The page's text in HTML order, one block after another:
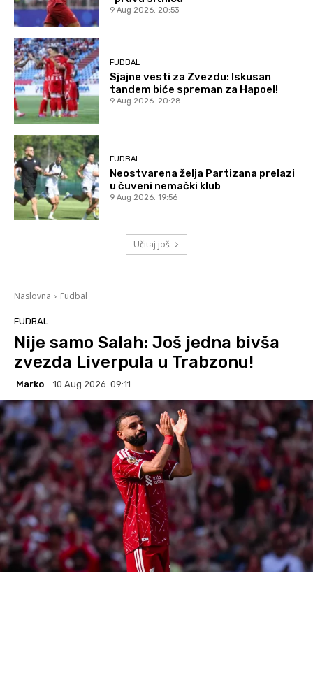
9 Aug 2026. 20:53
FUDBAL
Sjajne vesti za Zvezdu: Iskusan
tandem biće spreman za Hapoel!
9 Aug 2026. 20:28
FUDBAL
Neostvarena želja Partizana prelazi
u čuveni nemački klub
9 Aug 2026. 19:56
Učitaj još